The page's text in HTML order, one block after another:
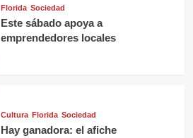
Florida Sociedad
Este sábado apoya a
emprendedores locales
Cultura Florida Sociedad
Hay ganadora: el afiche